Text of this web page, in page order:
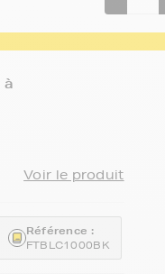
à
Voir le produit
Référence :
FTBLC1000BK